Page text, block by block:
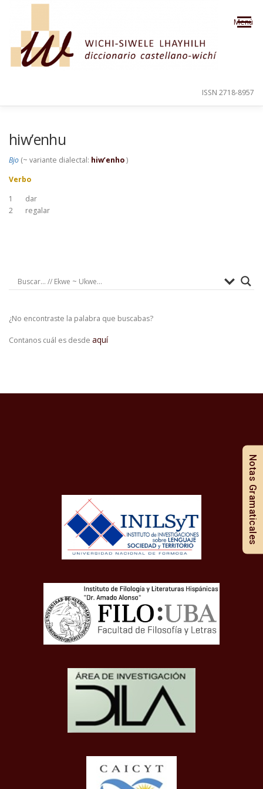
Saltar al contenido
Menú
ISSN 2718-8957
hiw’enhu
Bjo (~ variante dialectal: hiw’enho)
Verbo
1
dar
2
regalar
¿No encontraste la palabra que buscabas?
Contanos cuál es desde aquí
Notas Gramaticales